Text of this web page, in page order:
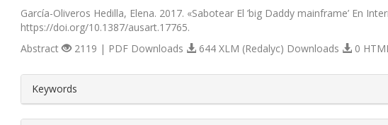
García-Oliveros Hedilla, Elena. 2017. «Sabotear El ’big Daddy mainframe’ En
https://doi.org/10.1387/ausart.17765.
Abstract 2119 | PDF Downloads 644 XLM (Redalyc) Downloads 0
##plugins.themes.bootstrap3.article.details##
Keywords